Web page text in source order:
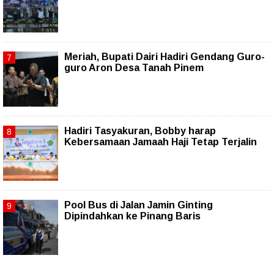
Meriah, Bupati Dairi Hadiri Gendang Guro-
guro Aron Desa Tanah Pinem
Hadiri Tasyakuran, Bobby harap
Kebersamaan Jamaah Haji Tetap Terjalin
Pool Bus di Jalan Jamin Ginting
Dipindahkan ke Pinang Baris